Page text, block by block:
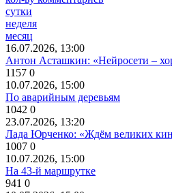
сутки
неделя
месяц
16.07.2026, 13:00
Антон Асташкин: «Нейросети –
1157 0
10.07.2026, 15:00
По аварийным деревьям
1042 0
23.07.2026, 13:20
Лада Юрченко: «Ждём великих
1007 0
10.07.2026, 15:00
На 43-й маршрутке
941 0